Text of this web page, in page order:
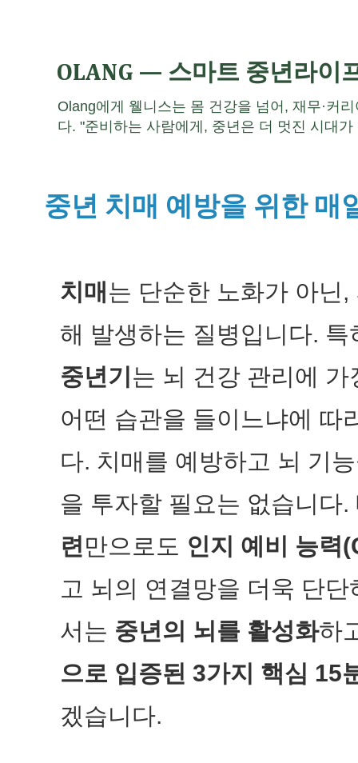
OLANG — 스마트 중년라이
Olang에게 웰니스는 몸 건강을 넘어, 재무·커
다. "준비하는 사람에게, 중년은 더 멋진 시대가
중년 치매 예방을 위한 매
치매 는 단순한 노화가 아닌,
해 발생하는 질병입니다.
중년기 는 뇌 건강 관리에
어떤 습관을 들이느냐에 따
다. 치매를 예방하고 뇌 기
을 투자할 필요는 없습니다.
련만으로도 인지 예비 능
고 뇌의 연결망을 더욱 단
서는 중년의 뇌를 활성화하
으로 입증된 3가지 핵심 15
겠습니다.